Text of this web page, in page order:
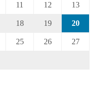
11 12 13
18 19 20
25 26 27